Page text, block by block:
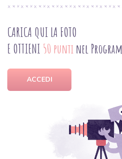
CARICA QUI LA FOTO
E OTTIENI 50 punti nel
ACCEDI